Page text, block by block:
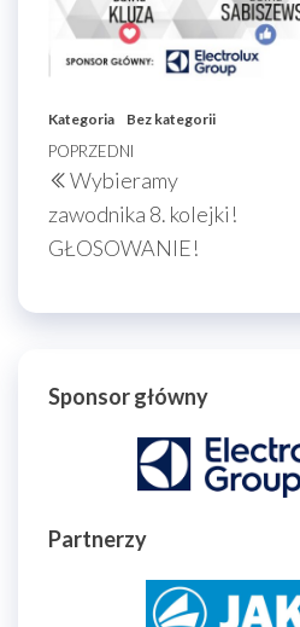
Kategoria Bez kategorii
Nawigacja
wpisu
Poprzedni
wpis
POPRZEDNI
Wybieramy
zawodnika 8. kolejki!
GŁOSOWANIE!
Sponsor główny
Partnerzy